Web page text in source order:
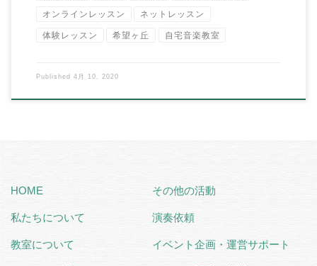
オンラインレッスン ネットレッスン
体験レッスン 希望ヶ丘 自宅音楽教室
Published 4月 10, 2020
HOME
私たちについて
教室について
その他の活動
演奏依頼
イベント企画・運営サポート